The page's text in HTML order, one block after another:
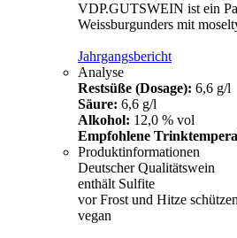
VDP.GUTSWEIN ist ein
Weissburgunders mit
Jahrgangsbericht
Analyse
Restsüße (Dosage): 6,6 g/l
Säure: 6,6 g/l
Alkohol: 12,0 % vol
Empfohlene
Produktinformationen
Deutscher Qualitätswein
enthält Sulfite
vor Frost und Hitze schützen
vegan